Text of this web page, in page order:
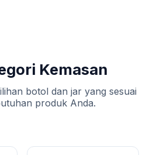
Kemasan
botol dan jar yang sesuai
produk Anda.